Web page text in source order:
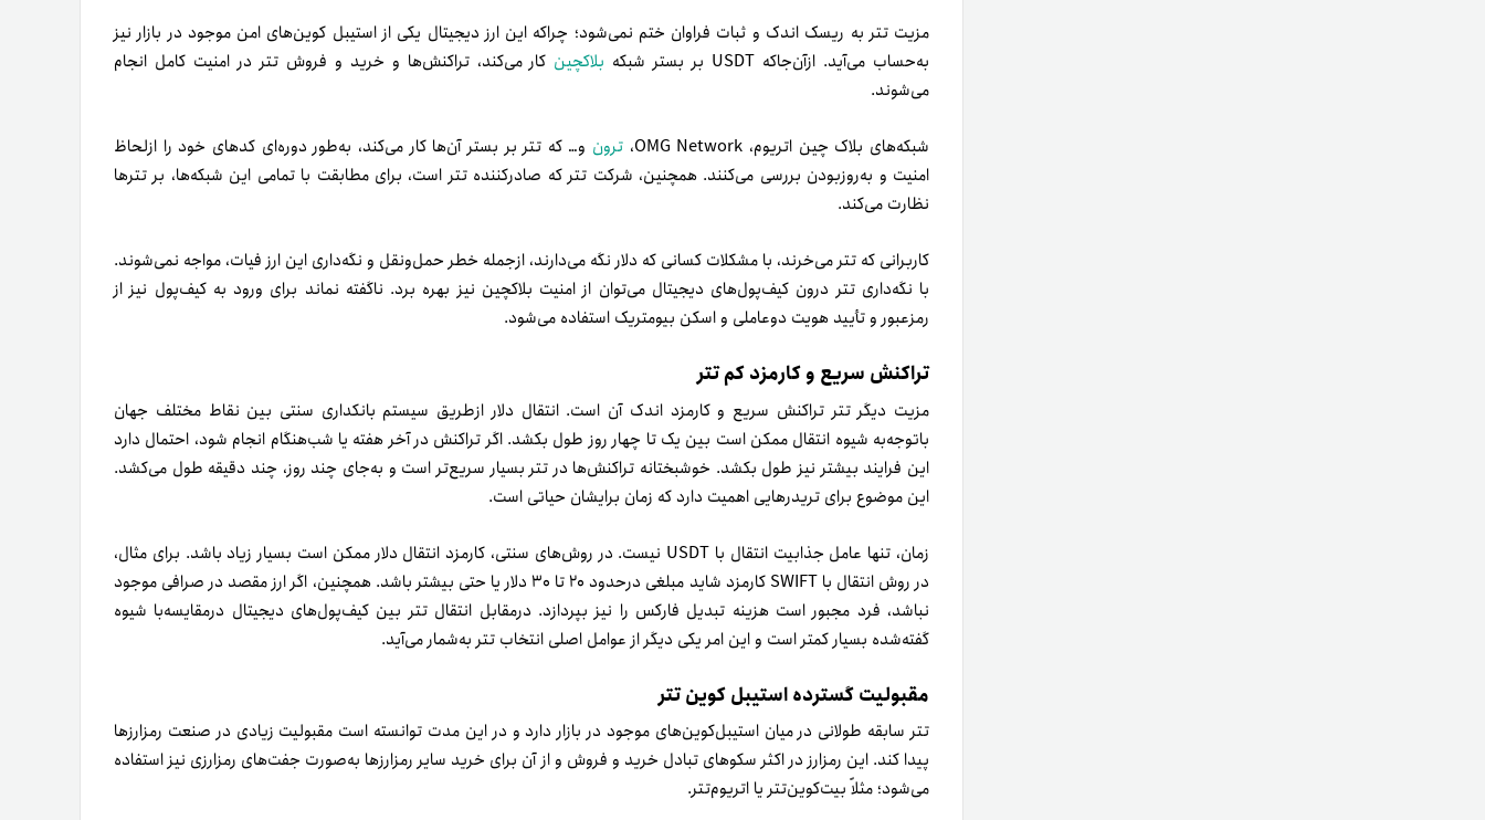
مزیت تتر به ریسک اندک و ثبات فراوان ختم نمی‌شود؛ چراکه این ارز دیجیتال یکی از استیبل کوین‌های امن‌ موجود در بازار نیز
به‌حساب می‌آید. از‌آن‌جاکه USDT بر بستر شبکه
بلاکچین کار می‌کند، تراکنش‌ها و خرید و فروش تتر در امنیت کامل انجام
می‌شوند.
شبکه‌های بلاک چین اتریوم، OMG Network، ترون و… که تتر بر بستر آن‌ها کار می‌کند، به‌طور دوره‌ای کدهای خود را ازلحاظ
امنیت و به‌روز‌بودن بررسی می‌کنند. همچنین، شرکت تتر که صادرکننده تتر است، برای مطابقت با تمامی این شبکه‌ها، بر تترها
نظارت می‌کند.
کاربرانی که تتر می‌خرند، با مشکلات کسانی که دلار نگه‌ می‌دارند، از‌جمله خطر حمل‌و‌نقل و نگه‌داری این ارز فیات، مواجه نمی‌شوند.
با نگه‌داری تتر درون کیف‌پول‌های دیجیتال می‌توان از امنیت بلاکچین نیز بهره برد. ناگفته نماند برای ورود به کیف‌پول نیز از
رمز‌عبور و تأیید هویت دو‌عاملی و اسکن بیومتریک استفاده می‌شود.
تراکنش سریع و کارمزد کم تتر
مزیت دیگر تتر تراکنش سریع و کارمزد اندک آن است. انتقال دلار ازطریق سیستم بانکداری سنتی بین نقاط مختلف جهان
باتوجه‌به شیوه انتقال ممکن است بین یک تا چهار روز طول بکشد. اگر تراکنش در آخر هفته یا شب‌هنگام انجام شود‌، احتمال دارد
این فرایند بیشتر نیز طول بکشد. خوشبختانه تراکنش‌ها در تتر بسیار سریع‌تر است و به‌جای چند روز، چند دقیقه طول می‌کشد.
این موضوع برای تریدرهایی اهمیت دارد که زمان برایشان حیاتی است.
زمان، تنها عامل جذابیت انتقال با USDT نیست. در روش‌های سنتی، کارمزد انتقال دلار ممکن است بسیار زیاد باشد. برای مثال،
در روش انتقال با SWIFT کارمزد شاید مبلغی درحدود ۲۰ تا ۳۰ دلار یا حتی بیشتر باشد. همچنین، اگر ارز مقصد در صرافی موجود
نباشد، فرد مجبور است هزینه تبدیل فارکس را نیز بپردازد. درمقابل انتقال تتر بین کیف‌پول‌های دیجیتال درمقایسه‌با شیوه
گفته‌شده بسیار کمتر است و این امر یکی دیگر از عوامل اصلی انتخاب تتر به‌شمار می‌آید.
مقبولیت گسترده استیبل کوین تتر
تتر سابقه طولانی در میان استیبل‌کوین‌های موجود در بازار دارد و در این مدت توانسته است مقبولیت زیادی در صنعت رمزارزها
پیدا کند. این رمزارز در اکثر سکو‌های تبادل خرید و فروش و از آن برای خرید سایر رمزارزها به‌صورت جفت‌های رمزارزی نیز استفاده
می‌شود؛ مثلاًبیت‌کوین‌تتر یا اتریوم‌تتر.